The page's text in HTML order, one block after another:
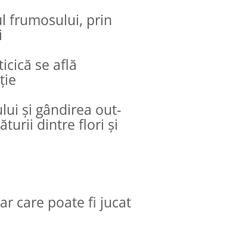
frumosului, prin
se află
și gândirea out-
dintre flori și
care poate fi jucat